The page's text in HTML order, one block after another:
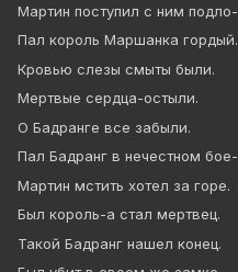
Мартин поступил с ним подло-
Пал король Маршанка гордый.
Кровью слезы смыты были.
Мертвые сердца-остыли.
О Бадранге все забыли.
Пал Бадранг в нечестном бое-
Мартин мстить хотел за горе.
Был король-а стал мертвец.
Такой Бадранг нашел конец.